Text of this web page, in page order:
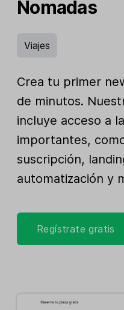
Nomadas
Viajes
Crea tu primer
de minutos.
incluye acceso a
importantes,
suscripción,
automatización y
Regístrate gratis